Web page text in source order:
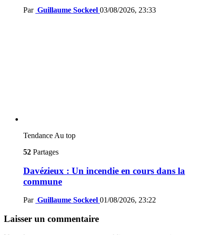
Par Guillaume Sockeel 03/08/2026, 23:33
Tendance Au top
52 Partages
Davézieux : Un incendie en cours dans la
commune
Par Guillaume Sockeel 01/08/2026, 23:22
Laisser un commentaire